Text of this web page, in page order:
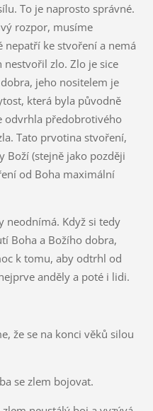
To je naprosto správné.
rozpor, musíme
ke stvoření a nemá
zlo. Zlo je sice
jeho nositelem je
která byla původně
odvrhla předobrotivého
Tato prvotina stvoření,
Boží (stejně jako později
od Boha maximální
neodnímá. Když si tedy
Boha a Božího dobra,
k tomu, aby odtrhl od
anděly a poté i lidi.
že se na konci věků silou
se zlem bojovat.